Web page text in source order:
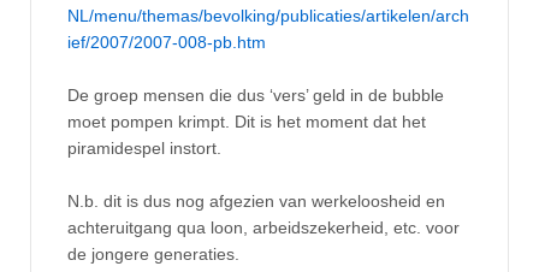
NL/menu/themas/bevolking/publicaties/artikelen/arch
ief/2007/2007-008-pb.htm
De groep mensen die dus ‘vers’ geld in de bubble
moet pompen krimpt. Dit is het moment dat het
piramidespel instort.
N.b. dit is dus nog afgezien van werkeloosheid en
achteruitgang qua loon, arbeidszekerheid, etc. voor
de jongere generaties.